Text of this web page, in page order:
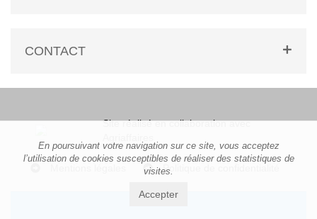
En poursuivant votre navigation sur ce site, vous acceptez
l’utilisation de cookies susceptibles de réaliser des statistiques de
visites.
Accepter
CONTACT
Site réalisé en collaboration avec
Politique de confidentialité